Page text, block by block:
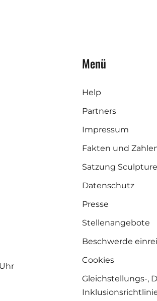
Menü
Help
Partners
Impressum
Fakten und
Satzung
Datenschutz
Presse
Stellenangebote
Beschwerde
Cookies
Gleichstellungs-,